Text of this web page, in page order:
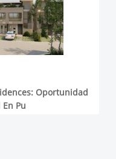
Oportunidad
En Pu